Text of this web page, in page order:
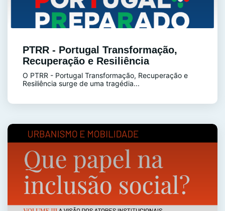
PTRR - Portugal Transformação,
Recuperação e Resiliência
O PTRR - Portugal Transformação, Recuperação e
Resiliência surge de uma tragédia...